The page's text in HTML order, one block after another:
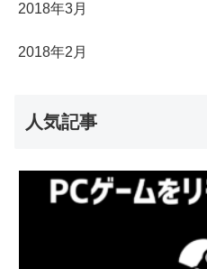
2018年3月
2018年2月
人気記事